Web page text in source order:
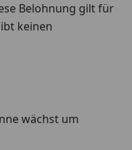
Belohnung gilt für
keinen
wächst um